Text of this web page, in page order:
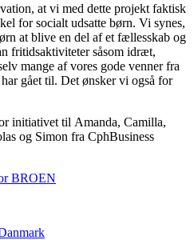
at vi med dette projekt faktisk
for socialt udsatte børn. Vi synes,
at blive en del af et fællesskab og
fritidsaktiviteter såsom idræt,
mange af vores gode venner fra
gået til. Det ønsker vi også for
initiativet til Amanda, Camilla,
og Simon fra CphBusiness
BROEN